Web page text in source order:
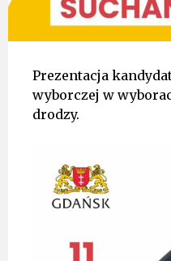
Prezentacja
wyborczej w
drodzy.